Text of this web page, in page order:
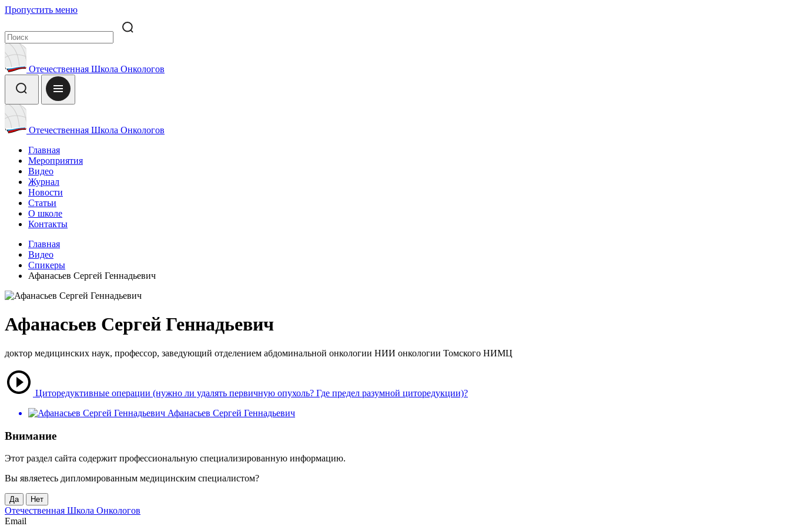
Пропустить меню
Отечественная Школа Онкологов
Отечественная Школа Онкологов
Главная
Мероприятия
Видео
Журнал
Новости
Статьи
О школе
Контакты
Главная
Видео
Спикеры
Афанасьев Сергей Геннадьевич
Афанасьев Сергей Геннадьевич
доктор медицинских наук, профессор, заведующий отделением абдоминальной онкологии НИИ онкологии Томского НИМЦ
Циторедуктивные операции (нужно ли удалять первичную опухоль? Где предел разумной циторедукции)?
Афанасьев Сергей Геннадьевич
Внимание
Этот раздел сайта содержит профессиональную специализированную информацию.
Вы являетесь дипломированным медицинским специалистом?
Да Нет
Отечественная Школа Онкологов
Email